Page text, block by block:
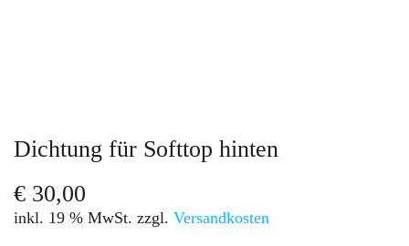
Dichtung für Softtop hinten
€ 30,00
inkl. 19 % MwSt. zzgl. Versandkosten